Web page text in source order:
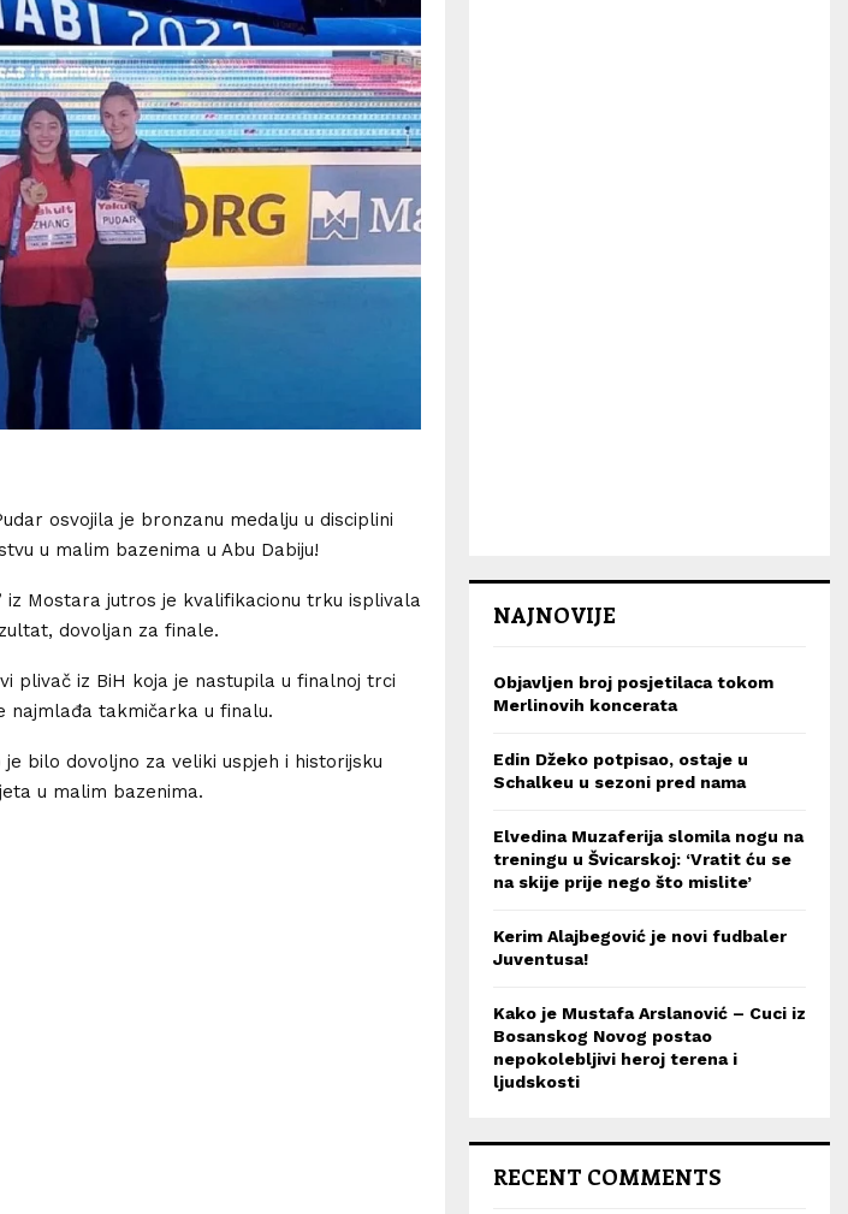
osvojila je bronzanu medalju u disciplini
u malim bazenima u Abu Dabiju!
iz Mostara jutros je kvalifikacionu trku isplivala
dovoljan za finale.
plivač iz BiH koja je nastupila u finalnoj trci
najmlađa takmičarka u finalu.
bilo dovoljno za veliki uspjeh i historijsku
u malim bazenima.
NAJNOVIJE
Objavljen broj posjetilaca tokom
Merlinovih koncerata
Edin Džeko potpisao, ostaje u
Schalkeu u sezoni pred nama
Elvedina Muzaferija slomila nogu na
treningu u Švicarskoj: ‘Vratit ću se
na skije prije nego što mislite’
Kerim Alajbegović je novi fudbaler
Juventusa!
Kako je Mustafa Arslanović – Cuci iz
Bosanskog Novog postao
nepokolebljivi heroj terena i
ljudskosti
RECENT COMMENTS